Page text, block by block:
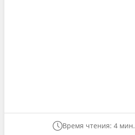
Время чтения: 4 мин.